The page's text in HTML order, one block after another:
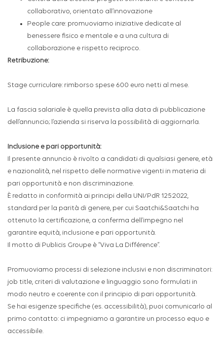
collaborativo, orientato all’innovazione
People care: promuoviamo iniziative dedicate al
benessere fisico e mentale e a una cultura di
collaborazione e rispetto reciproco.
Retribuzione:
Stage curriculare: rimborso spese 600 euro netti al mese.
La fascia salariale è quella prevista alla data di pubblicazione
dell’annuncio; l’azienda si riserva la possibilità di aggiornarla.
Inclusione e pari opportunità:
Il presente annuncio è rivolto a candidati di qualsiasi genere, età
e nazionalità, nel rispetto delle normative vigenti in materia di
pari opportunità e non discriminazione.
È redatto in conformità ai principi della UNI/PdR 125:2022,
standard per la parità di genere, per cui Saatchi&Saatchi ha
ottenuto la certificazione, a conferma dell’impegno nel
garantire equità, inclusione e pari opportunità.
Il motto di Publicis Groupe è “Viva La Différence”.
Promuoviamo processi di selezione inclusivi e non discriminatori:
job title, criteri di valutazione e linguaggio sono formulati in
modo neutro e coerente con il principio di pari opportunità.
Se hai esigenze specifiche (es. accessibilità), puoi comunicarlo al
primo contatto: ci impegniamo a garantire un processo equo e
accessibile.